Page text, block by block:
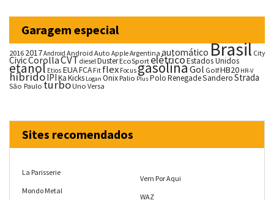
Garagem especial
20162017Android Android Auto AppleArgentina automáticoBrasil City
CivicCorollaCVTdieselDusterEcoSportelétricoEstados Unidos
etanol Etios EUAFCA Fit flex FocusgasolinaGol GolfHB20 HR-V
híbridoIPIKaKicks Logan OnixPalio PlusPoloRenegadeSanderoStrada
São Paulo turboUno Versa
Sites recomendados
La Parisserie
Mondo Metal
Vem Por Aqui
WAZ